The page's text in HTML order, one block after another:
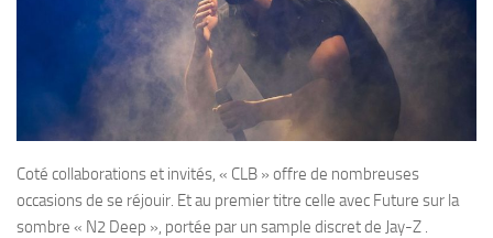
Coté collaborations et invités, « CLB » offre de nombreuses
occasions de se réjouir. Et au premier titre celle avec Future sur la
sombre « N2 Deep », portée par un sample discret de Jay-Z .